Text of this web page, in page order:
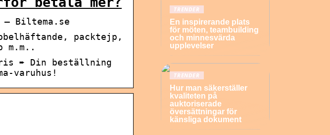
– Biltema.se
packtejp,
m.m..
➨ Din beställning
varuhus!
TRENDER
En inspirerande plats
för möten, teambuilding
och minnesvärda
upplevelser
TRENDER
Hur man säkerställer
kvaliteten på
auktoriserade
översättningar för
känsliga dokument